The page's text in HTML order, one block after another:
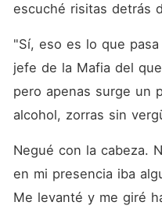
escuché risitas detrás
"Sí, eso es lo que
jefe de la Mafia del
pero apenas surge un
alcohol, zorras sin
Negué con la cabeza.
en mi presencia iba
Me levanté y me giré